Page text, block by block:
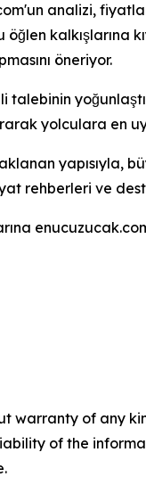
analizi,
kalkışlarına
öneriyor.
yolculara en
yapısıyla,
rehberleri ve
warranty of any
of the